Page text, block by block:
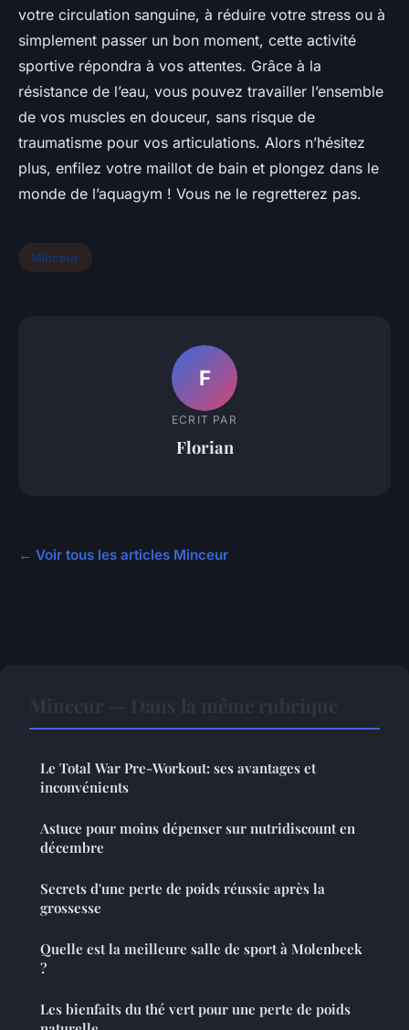
votre circulation sanguine, à réduire votre stress ou à
simplement passer un bon moment, cette activité
sportive répondra à vos attentes. Grâce à la
résistance de l’eau, vous pouvez travailler l’ensemble
de vos muscles en douceur, sans risque de
traumatisme pour vos articulations. Alors n’hésitez
plus, enfilez votre maillot de bain et plongez dans le
monde de l’aquagym ! Vous ne le regretterez pas.
Minceur
F
ECRIT PAR
Florian
← Voir tous les articles Minceur
Le Total War Pre-Workout: ses avantages et
inconvénients
Astuce pour moins dépenser sur nutridiscount en
décembre
Secrets d'une perte de poids réussie après la
grossesse
Quelle est la meilleure salle de sport à Molenbeek
?
Les bienfaits du thé vert pour une perte de poids